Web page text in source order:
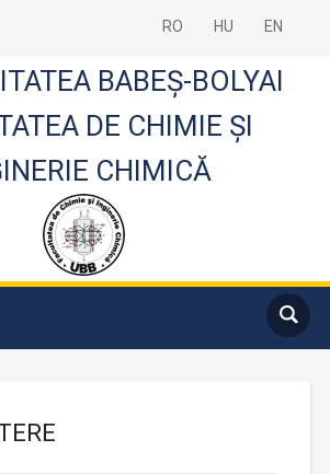
RO HU EN
BABEȘ-BOLYAI
DE CHIMIE ȘI
CHIMICĂ